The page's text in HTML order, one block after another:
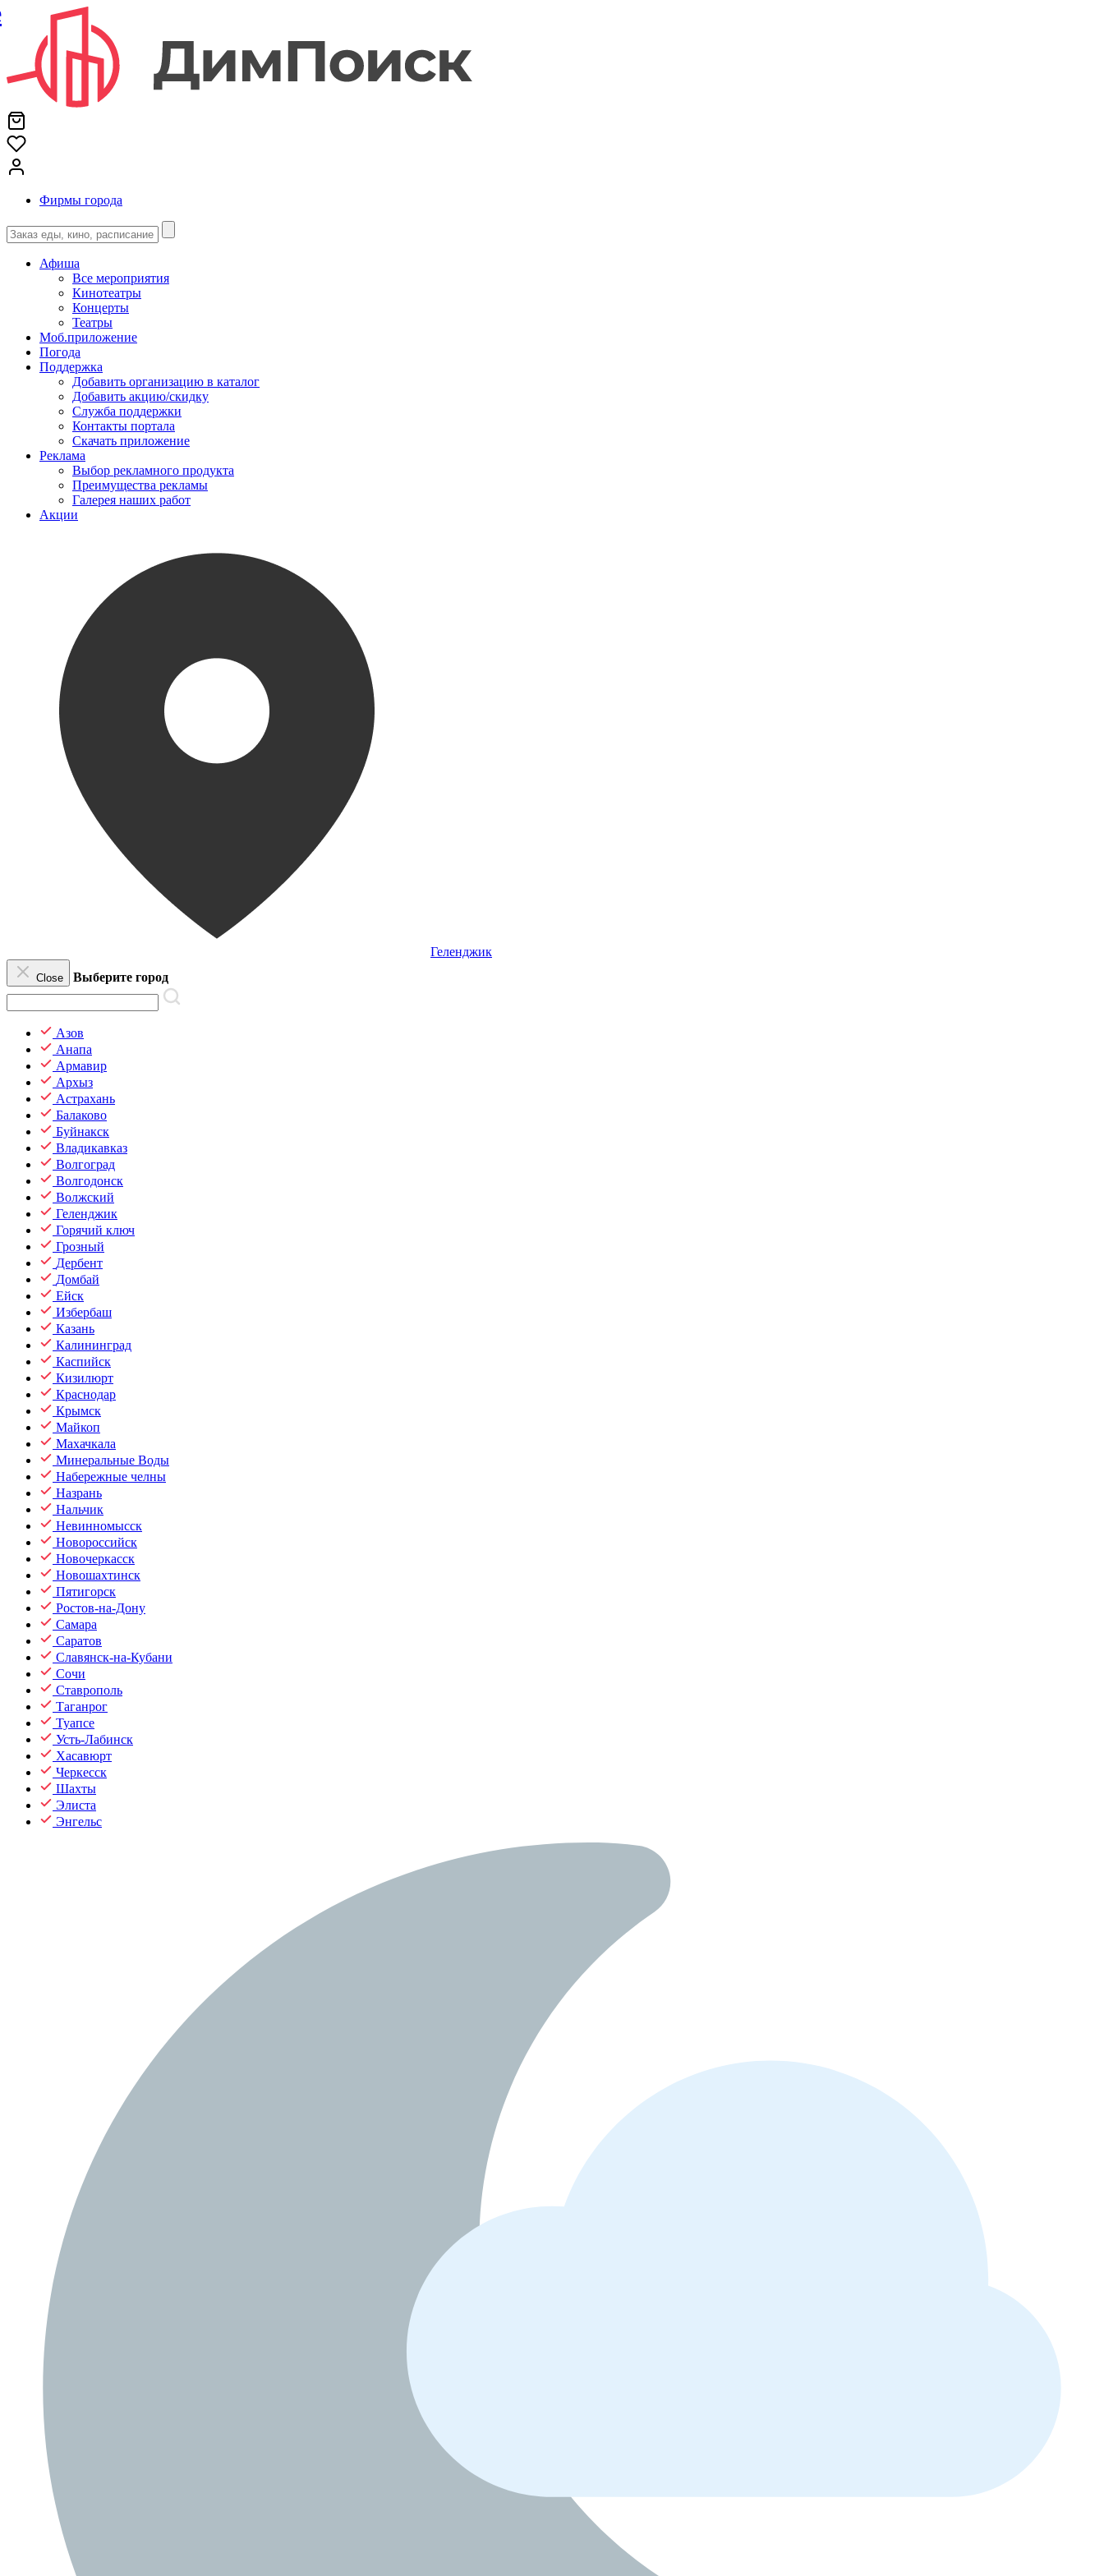
Фирмы города
Афиша
Все мероприятия
Кинотеатры
Концерты
Театры
Моб.приложение
Погода
Поддержка
Добавить организацию в каталог
Добавить акцию/скидку
Служба поддержки
Контакты портала
Скачать приложение
Реклама
Выбор рекламного продукта
Преимущества рекламы
Галерея наших работ
Акции
Геленджик
Close Выберите город
Азов
Анапа
Армавир
Архыз
Астрахань
Балаково
Буйнакск
Владикавказ
Волгоград
Волгодонск
Волжский
Геленджик
Горячий ключ
Грозный
Дербент
Домбай
Ейск
Избербаш
Казань
Калининград
Каспийск
Кизилюрт
Краснодар
Крымск
Майкоп
Махачкала
Минеральные Воды
Набережные челны
Назрань
Нальчик
Невинномысск
Новороссийск
Новочеркасск
Новошахтинск
Пятигорск
Ростов-на-Дону
Самара
Саратов
Славянск-на-Кубани
Сочи
Ставрополь
Таганрог
Туапсе
Усть-Лабинск
Хасавюрт
Черкесск
Шахты
Элиста
Энгельс